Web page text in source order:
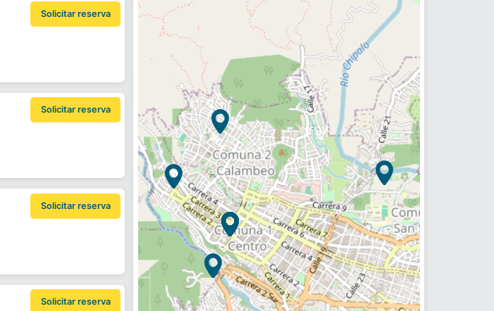
Solicitar reserva
Solicitar reserva
Solicitar reserva
Solicitar reserva